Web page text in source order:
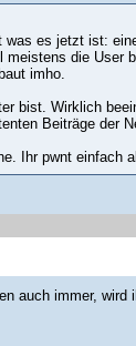
es jetzt ist:
die
imho.
bist. Wirklich
Beiträge der
Ihr pwnt einfach
auch immer, wird